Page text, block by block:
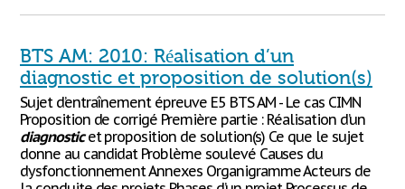
BTS AM: 2010: Réalisation d’un
diagnostic et proposition de solution(s)
Sujet d’entraînement épreuve E5 BTS AM - Le cas CIMN
Proposition de corrigé Première partie : Réalisation d’un
diagnosticet proposition de solution(s) Ce que le sujet
donne au candidat Problème soulevé Causes du
dysfonctionnement Annexes Organigramme Acteurs de